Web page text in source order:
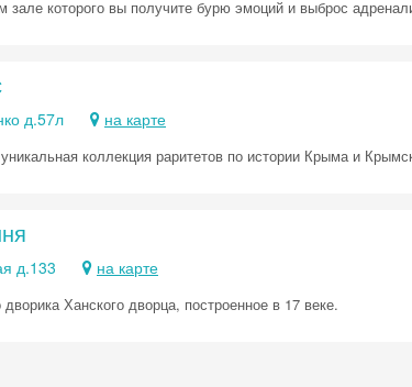
зале которого вы получите бурю эмоций и выброс
д.57л на карте
коллекция раритетов по истории Крыма и
д.133 на карте
Ханского дворца, построенное в 17 веке.